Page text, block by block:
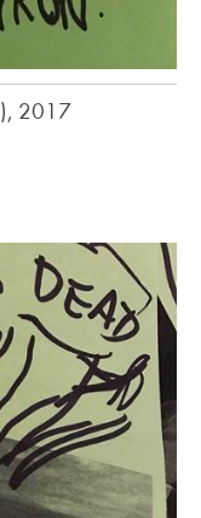
2017